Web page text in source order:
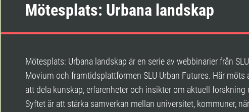
Mötesplats: Urbana landskap
Mötesplats: Urbana landskap är en serie av webbinarier från
Movium och framtidsplattformen SLU Urban Futures. Här möts
att dela kunskap, erfarenheter och insikter om aktuell forskning
Syftet är att stärka samverkan mellan universitet, kommuner,